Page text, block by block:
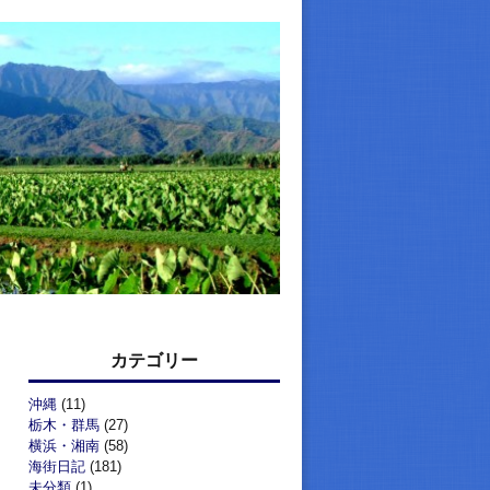
カテゴリー
沖縄 (11)
栃木・群馬 (27)
横浜・湘南 (58)
海街日記 (181)